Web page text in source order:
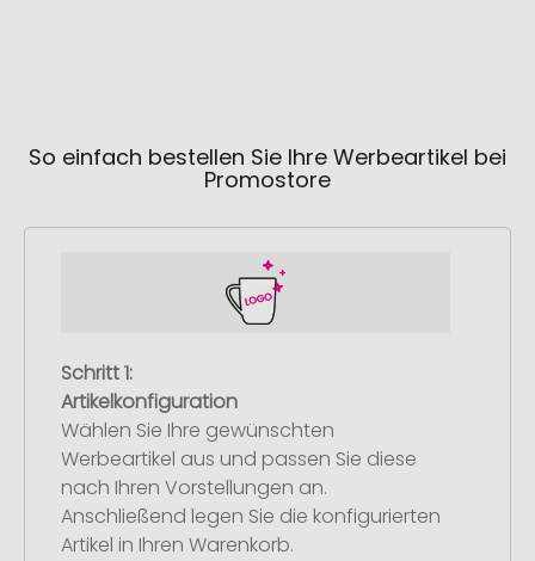
So einfach bestellen Sie Ihre Werbeartikel bei
Promostore
Schritt 1:
Artikelkonfiguration
Wählen Sie Ihre gewünschten
Werbeartikel aus und passen Sie diese
nach Ihren Vorstellungen an.
Anschließend legen Sie die konfigurierten
Artikel in Ihren Warenkorb.